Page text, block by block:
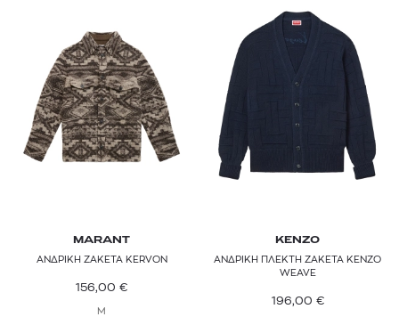
MARANT
ΑΝΔΡΙΚΗ ΖΑΚΕΤΑ KERVON
156,00 €
M
KENZO
ΑΝΔΡΙΚΗ ΠΛΕΚΤΗ ΖΑΚΕΤΑ KENZO
WEAVE
196,00 €